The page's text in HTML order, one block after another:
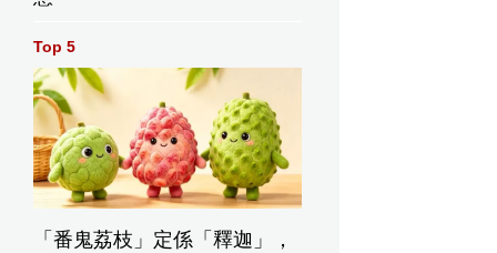
Top 5
「番鬼荔枝」定係「釋迦」，